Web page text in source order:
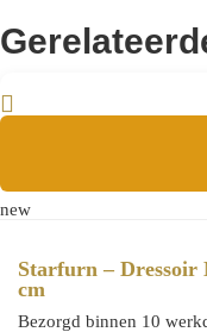
new
Starfurn – Dressoir
cm
Bezorgd binnen 10